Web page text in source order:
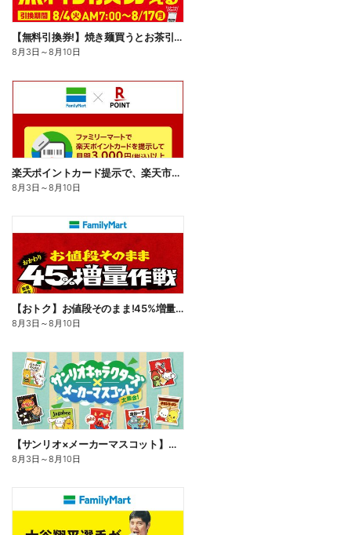
【無料引換券!】焼き麺買うとお茶引換券貰える!
8月3日 ～8月10日
楽天ポイントカード提示で、楽天市場でのお買い物がおトクに!
8月3日 ～8月10日
【おトク】お値段そのまま!45%増量作戦!
8月3日 ～8月10日
【サンリオ×メーカーマスコット】オリジナルグッズ貰える!
8月3日 ～8月10日